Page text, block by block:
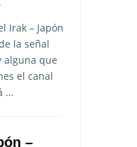
Irak – Japón
la señal
alguna que
el canal
…
–